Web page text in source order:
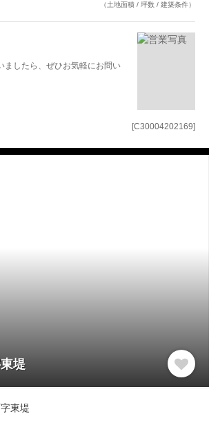
[C30004202169]
（土地面積 / 坪数 / 建築条件）
ましたら、ぜひお気軽にお問い
堤
東堤